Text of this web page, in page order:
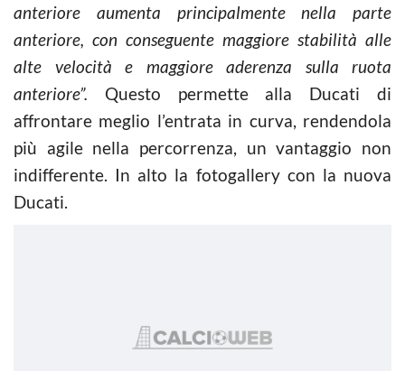
anteriore aumenta principalmente nella parte
anteriore, con conseguente maggiore stabilità alle
alte velocità e maggiore aderenza sulla ruota
anteriore”. Questo permette alla Ducati di
affrontare meglio l’entrata in curva, rendendola
più agile nella percorrenza, un vantaggio non
indifferente. In alto la fotogallery con la nuova
Ducati.